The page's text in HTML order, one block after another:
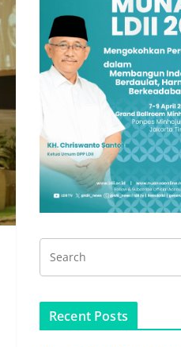
Recent Posts